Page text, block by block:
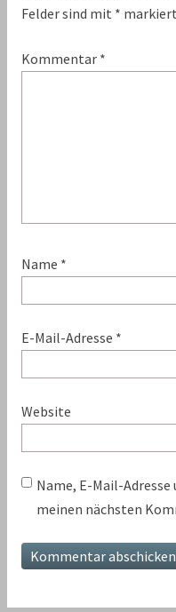
Felder sind mit * markiert
Kommentar *
Name *
E-Mail-Adresse *
Website
Name, E-Mail-
meinen nächsten